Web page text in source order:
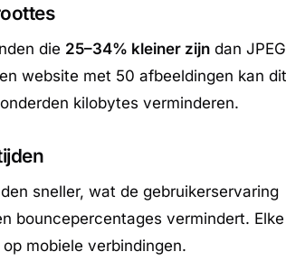
die 25–34% kleiner zijn dan
website met 50 afbeeldingen kan
kilobytes verminderen.
sneller, wat de gebruikerservaring
bouncepercentages vermindert.
mobiele verbindingen.